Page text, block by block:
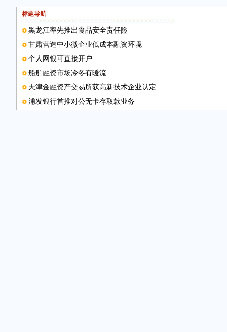
标题导航
黑龙江率先推出食品安全责任险
甘肃营造中小微企业低成本融资环境
个人网银可直接开户
船舶融资市场冷冬有暖流
天津金融资产交易所获高新技术企业认定
浦发银行首推对公无卡存取款业务